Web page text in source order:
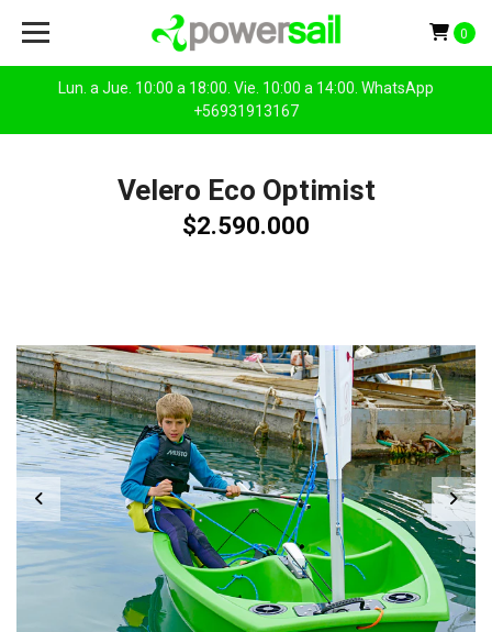
Lun. a Jue. 10:00 a 18:00. Vie. 10:00 a 14:00. WhatsApp
+56931913167
0
Velero Eco Optimist
$2.590.000